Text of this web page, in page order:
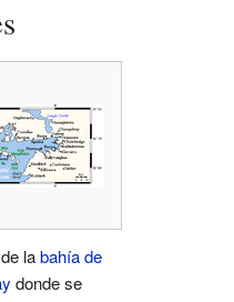
labahía de
donde se